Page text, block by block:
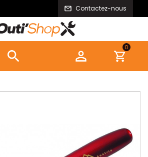
Contactez-nous
 
0